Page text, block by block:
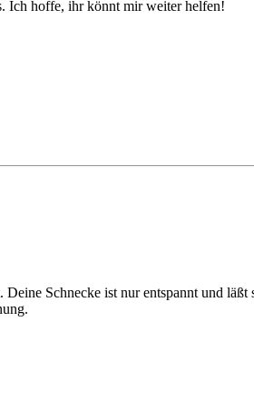
Ich hoffe, ihr könnt mir weiter helfen!
Schnecke ist nur entspannt und